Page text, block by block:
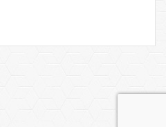
がISSへ！